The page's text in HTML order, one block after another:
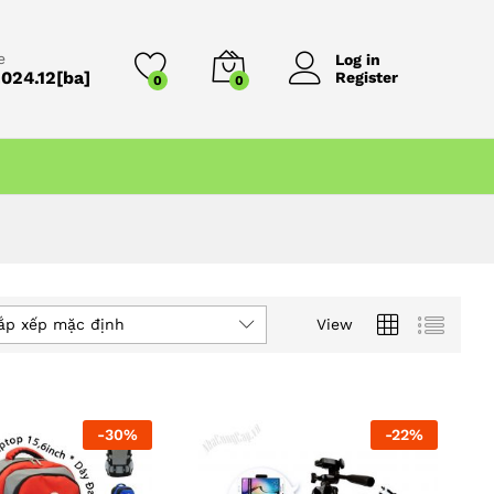
0 0
Log in
Register
View
xếp mặc định
-30% -22%